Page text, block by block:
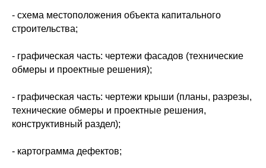
- схема местоположения объекта капитального
строительства;
- графическая часть: чертежи фасадов (технические
обмеры и проектные решения);
- графическая часть: чертежи крыши (планы, разрезы,
технические обмеры и проектные решения,
конструктивный раздел);
- картограмма дефектов;